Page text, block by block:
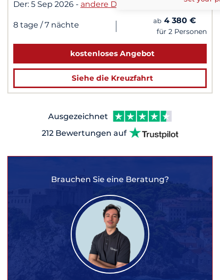
Der: 5 Sep 2026 - andere Daten
8 tage / 7 nächte | ab 4 380 €
für 2 Personen
kostenloses Angebot
Siehe die Kreuzfahrt
Ausgezeichnet
212 Bewertungen auf
Brauchen Sie eine Beratung?